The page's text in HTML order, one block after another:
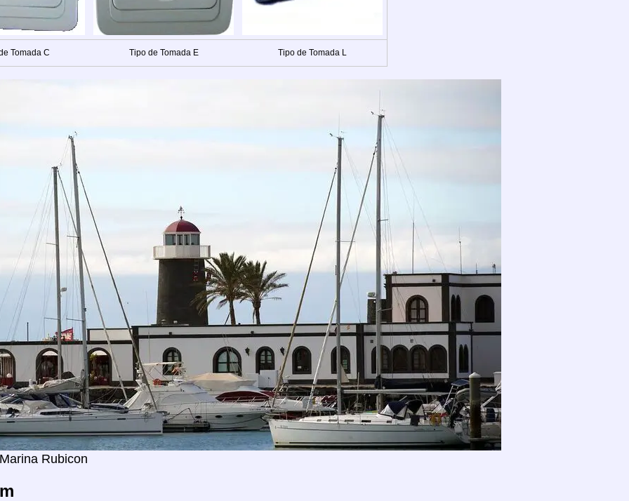
Tomada C Tipo de Tomada E Tipo de Tomada L
Rubicon